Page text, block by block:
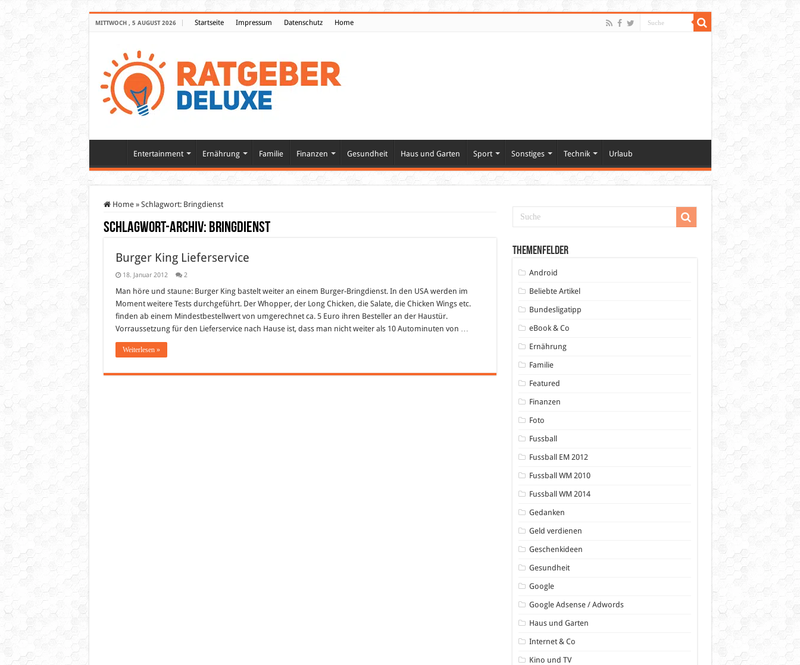
MITTWOCH , 5 AUGUST 2026 Startseite Impressum Datenschutz Home
Entertainment Ernährung Familie Finanzen Gesundheit Haus und Garten Sport Sonstiges Technik Urlaub
Home » Schlagwort: Bringdienst
Schlagwort-Archiv: Bringdienst
Burger King Lieferservice
18. Januar 2012 2
Man höre und staune: Burger King bastelt weiter an einem Burger-Bringdienst. In den USA werden im
Moment weitere Tests durchgeführt. Der Whopper, der Long Chicken, die Salate, die Chicken Wings etc.
finden ab einem Mindestbestellwert von umgerechnet ca. 5 Euro ihren Besteller an der Haustür.
Vorraussetzung für den Lieferservice nach Hause ist, dass man nicht weiter als 10 Autominuten von …
Weiterlesen »
Themenfelder
Android
Beliebte Artikel
Bundesligatipp
eBook & Co
Ernährung
Familie
Featured
Finanzen
Foto
Fussball
Fussball EM 2012
Fussball WM 2010
Fussball WM 2014
Gedanken
Geld verdienen
Geschenkideen
Gesundheit
Google
Google Adsense / Adwords
Haus und Garten
Internet & Co
Kino und TV